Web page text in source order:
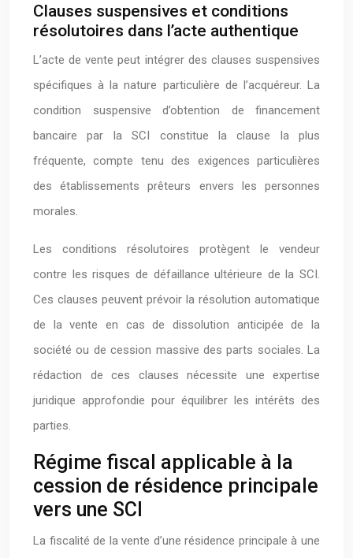
Clauses suspensives et conditions
résolutoires dans l’acte authentique
L’acte de vente peut intégrer des clauses suspensives
spécifiques à la nature particulière de l’acquéreur. La
condition suspensive d’obtention de financement
bancaire par la SCI constitue la clause la plus
fréquente, compte tenu des exigences particulières
des établissements prêteurs envers les personnes
morales.
Les conditions résolutoires protègent le vendeur
contre les risques de défaillance ultérieure de la SCI.
Ces clauses peuvent prévoir la résolution automatique
de la vente en cas de dissolution anticipée de la
société ou de cession massive des parts sociales. La
rédaction de ces clauses nécessite une expertise
juridique approfondie pour équilibrer les intérêts des
parties.
Régime fiscal applicable à la
cession de résidence principale
vers une SCI
La fiscalité de la vente d’une résidence principale à une